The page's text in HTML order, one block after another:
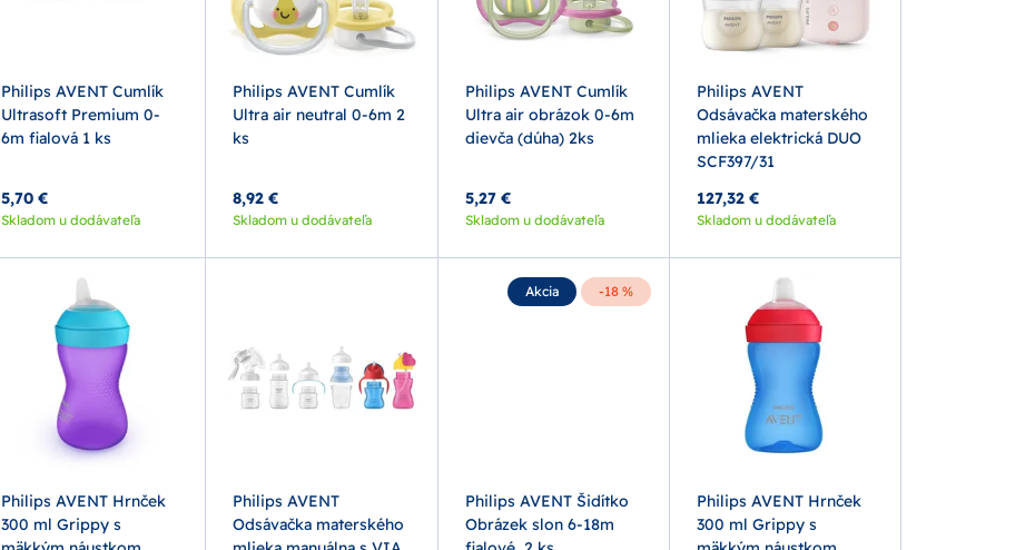
Philips AVENT Cumlík
Ultrasoft Premium 0-
6m fialová 1 ks
5,70 €
Skladom u dodávateľa
Philips AVENT Cumlík
Ultra air neutral 0-6m 2
ks
8,92 €
Skladom u dodávateľa
Philips AVENT Cumlík
Ultra air obrázok 0-6m
dievča (dúha) 2ks
5,27 €
Skladom u dodávateľa
Philips AVENT
Odsávačka materského
mlieka elektrická DUO
SCF397/31
127,32 €
Skladom u dodávateľa
Philips AVENT Hrnček
300 ml Grippy s
Philips AVENT
Odsávačka materského
Akcia -18 %
Philips AVENT Šidítko
Obrázek slon 6-18m
Philips AVENT Hrnček
300 ml Grippy s